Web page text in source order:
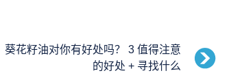
葵花籽油对你有好处吗？ 3 值得注意
的好处 + 寻找什么